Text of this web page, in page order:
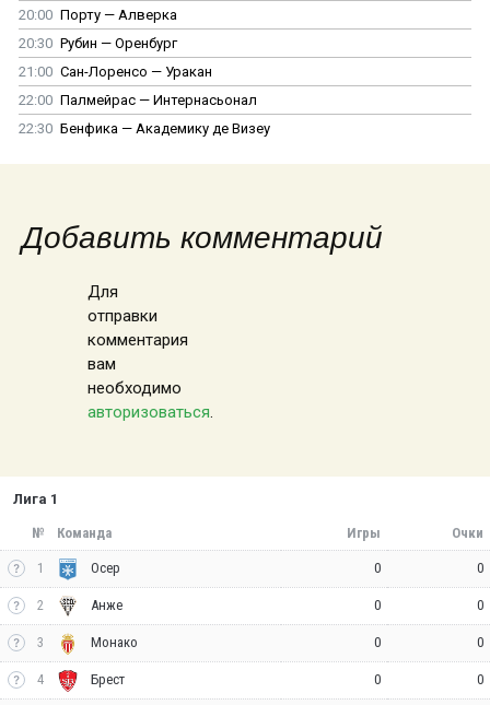
20:00 Порту — Алверка
20:30 Рубин — Оренбург
21:00 Сан-Лоренсо — Уракан
22:00 Палмейрас — Интернасьонал
22:30 Бенфика — Академику де Визеу
Добавить комментарий
Для
отправки
комментария
вам
необходимо
авторизоваться.
Лига 1
№ Команда Игры Очки
1 Осер 0 0
2 Анже 0 0
3 Монако 0 0
4 Брест 0 0